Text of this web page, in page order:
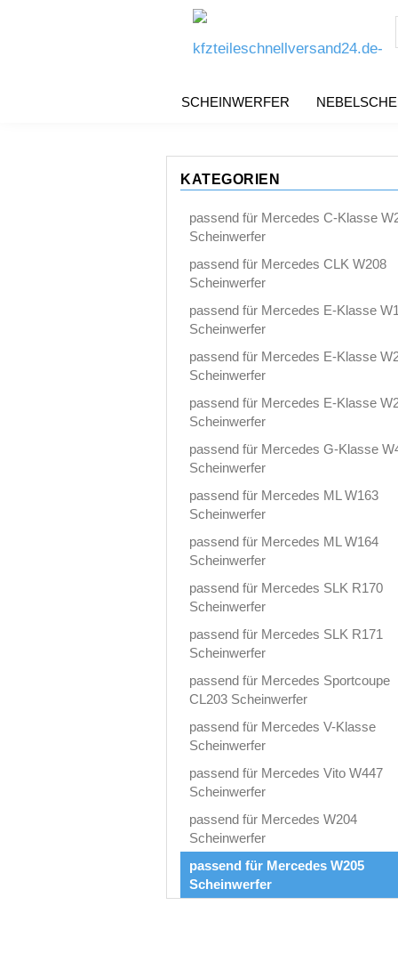
SCHEINWERFER
KATEGORIEN
passend für Mercedes C-Klasse
Scheinwerfer
passend für Mercedes CLK W208
Scheinwerfer
passend für Mercedes E-Klasse
Scheinwerfer
passend für Mercedes E-Klasse
Scheinwerfer
passend für Mercedes E-Klasse
Scheinwerfer
passend für Mercedes G-Klasse
Scheinwerfer
passend für Mercedes ML W163
Scheinwerfer
passend für Mercedes ML W164
Scheinwerfer
passend für Mercedes SLK R170
Scheinwerfer
passend für Mercedes SLK R171
Scheinwerfer
passend für Mercedes Sportcoupe
CL203 Scheinwerfer
passend für Mercedes V-Klasse
Scheinwerfer
passend für Mercedes Vito W447
Scheinwerfer
passend für Mercedes W204
Scheinwerfer
passend für Mercedes W205
Scheinwerfer